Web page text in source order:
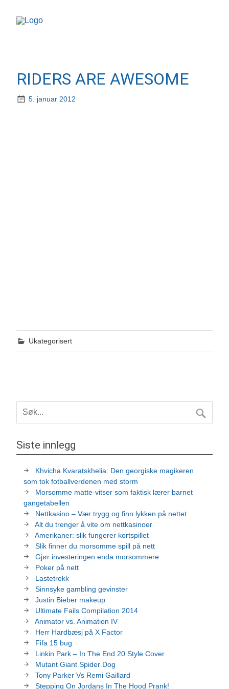
RIDERS ARE AWESOME
5. januar 2012
Ukategorisert
Siste innlegg
Khvicha Kvaratskhelia: Den georgiske magikeren
som tok fotballverdenen med storm
Morsomme matte-vitser som faktisk lærer barnet
gangetabellen
Nettkasino – Vær trygg og finn lykken på nettet
Alt du trenger å vite om nettkasinoer
Amerikaner: slik fungerer kortspillet
Slik finner du morsomme spill på nett
Gjør investeringen enda morsommere
Poker på nett
Lastetrekk
Sinnsyke gambling gevinster
Justin Bieber makeup
Ultimate Fails Compilation 2014
Animator vs. Animation IV
Herr Hardbæsj på X Factor
Fifa 15 bug
Linkin Park – In The End 20 Style Cover
Mutant Giant Spider Dog
Tony Parker Vs Remi Gaillard
Stepping On Jordans In The Hood Prank!